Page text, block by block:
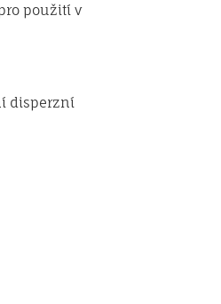
použití v
disperzní